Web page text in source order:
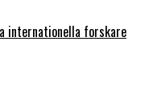
internationella forskare